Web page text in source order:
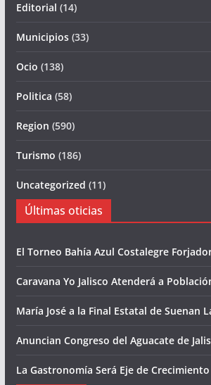
Editorial (14)
Municipios(33)
Ocio (138)
Politica (58)
Region (590)
Turismo (186)
Uncategorized (11)
Últimas oticias
El Torneo Bahía Azul Costalegre
Caravana Yo Jalisco Atenderá a
María José a la Final Estatal de Suenan
Anuncian Congreso del Aguacate de
La Gastronomía Será Eje de Crecimiento